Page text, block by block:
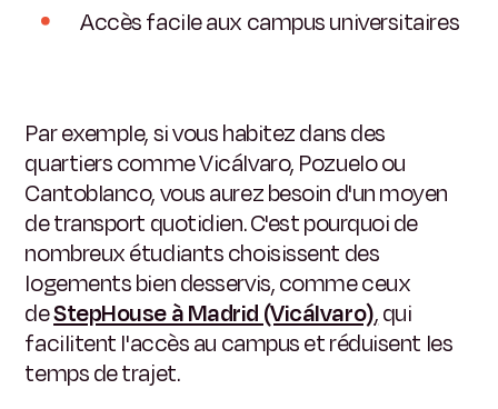
Accès facile aux campus universitaires
Par exemple, si vous habitez dans des
quartiers comme Vicálvaro, Pozuelo ou
Cantoblanco, vous aurez besoin d'un moyen
de transport quotidien. C'est pourquoi de
nombreux étudiants choisissent des
logements bien desservis, comme ceux
deStepHouse à Madrid (Vicálvaro),qui
facilitent l'accès au campus et réduisent les
temps de trajet.